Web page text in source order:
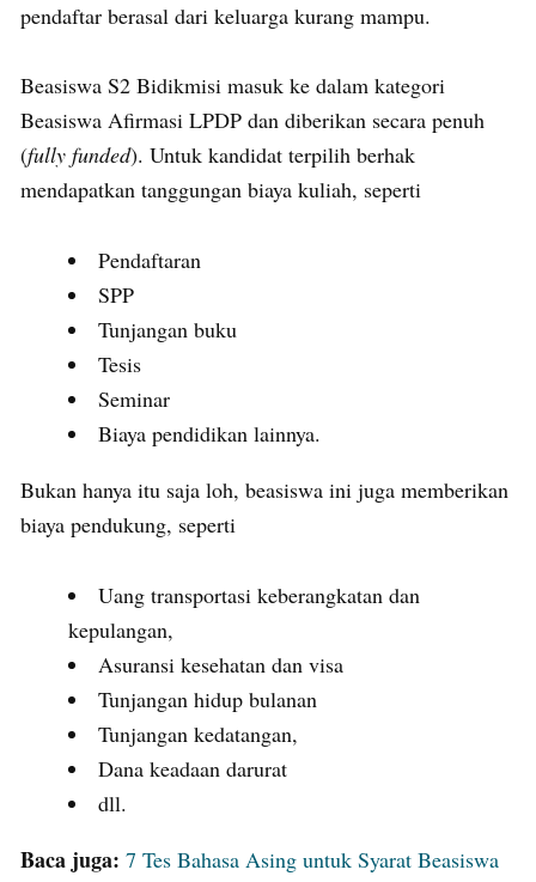
pendaftar berasal dari keluarga kurang mampu.
Beasiswa S2 Bidikmisi masuk ke dalam kategori
Beasiswa Afirmasi LPDP dan diberikan secara penuh
(fully funded). Untuk kandidat terpilih berhak
mendapatkan tanggungan biaya kuliah, seperti
Pendaftaran
SPP
Tunjangan buku
Tesis
Seminar
Biaya pendidikan lainnya.
Bukan hanya itu saja loh, beasiswa ini juga memberikan
biaya pendukung, seperti
Uang transportasi keberangkatan dan
kepulangan,
Asuransi kesehatan dan visa
Tunjangan hidup bulanan
Tunjangan kedatangan,
Dana keadaan darurat
dll.
Baca juga: 7 Tes Bahasa Asing untuk Syarat Beasiswa